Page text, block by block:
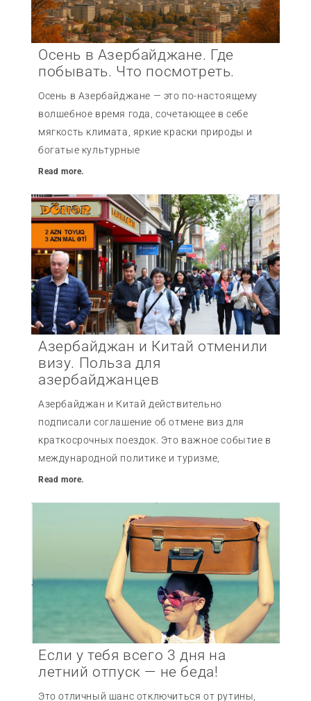
Осень в Азербайджане. Где
побывать. Что посмотреть.
Осень в Азербайджане — это по-настоящему
волшебное время года, сочетающее в себе
мягкость климата, яркие краски природы и
богатые культурные
Read more.
Азербайджан и Китай отменили
визу. Польза для
азербайджанцев
Азербайджан и Китай действительно
подписали соглашение об отмене виз для
краткосрочных поездок. Это важное событие в
международной политике и туризме,
Read more.
Если у тебя всего 3 дня на
летний отпуск — не беда!
Это отличный шанс отключиться от рутины,